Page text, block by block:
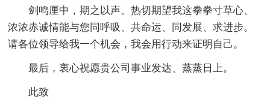
剑鸣厘中，期之以声。热切期望我这拳拳寸草心、
浓浓赤诚情能与您同呼吸、共命运、同发展、求进步。
请各位领导给我一个机会，我会用行动来证明自己。
最后，衷心祝愿贵公司事业发达、蒸蒸日上。
此致